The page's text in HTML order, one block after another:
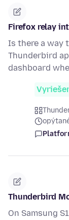
Firefox relay
Is there a way
Thunderbird
dashboard
Thunderbird
On Samsung